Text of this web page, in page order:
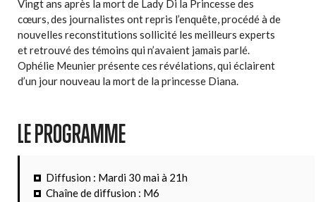
Vingt ans après la mort de Lady Di la Princesse des
cœurs, des journalistes ont repris l’enquête, procédé à de
nouvelles reconstitutions sollicité les meilleurs experts
et retrouvé des témoins qui n’avaient jamais parlé.
Ophélie Meunier présente ces révélations, qui éclairent
d’un jour nouveau la mort de la princesse Diana.
LE PROGRAMME
Diffusion : Mardi 30 mai à 21h
Chaîne de diffusion : M6